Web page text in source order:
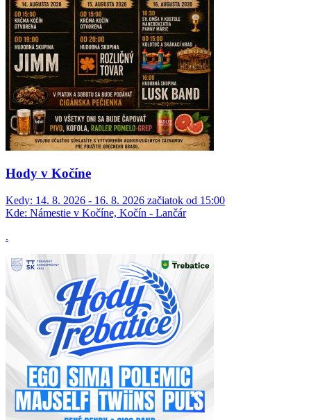
Hody v Kočíne
Kedy: 14. 8. 2026 - 16. 8. 2026 začiatok od 15:00
Kde: Námestie v Kočíne, Kočín - Lančár
.